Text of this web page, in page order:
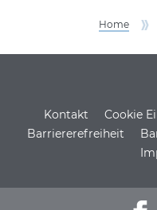
Home
Service
Kontakt Cookie
Barriererefreiheit